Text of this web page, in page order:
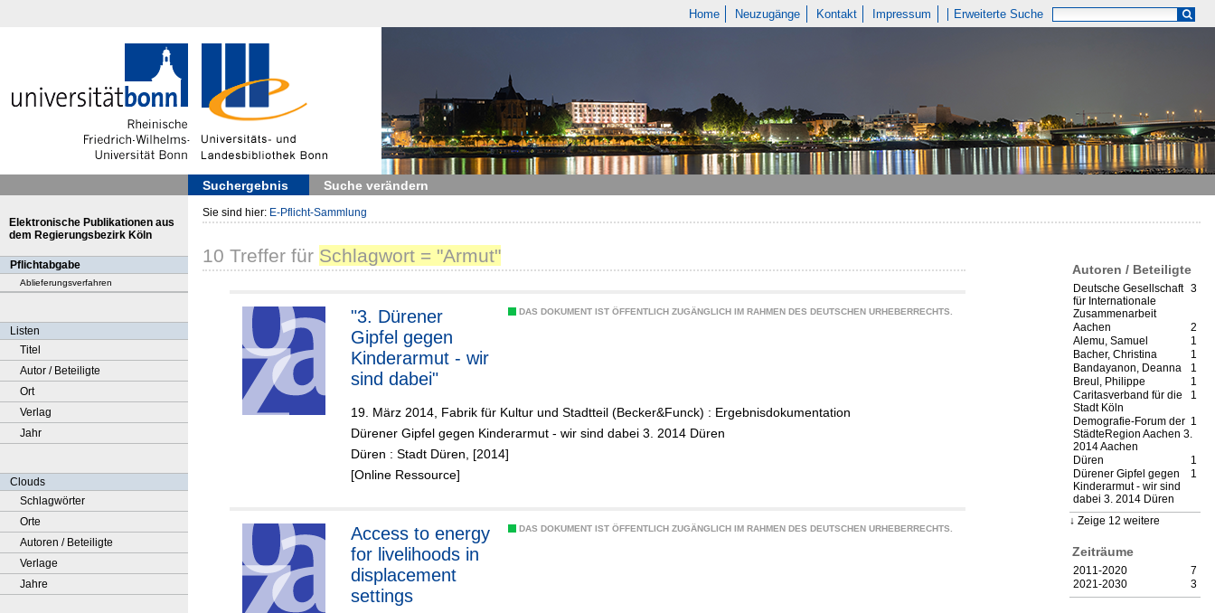
Home Neuzugänge Kontakt Impressum Erweiterte Suche
Suchergebnis Suche verändern
Elektronische Publikationen aus
dem Regierungsbezirk Köln
Pflichtabgabe
Ablieferungsverfahren
Listen
Titel
Autor / Beteiligte
Ort
Verlag
Jahr
Clouds
Schlagwörter
Orte
Autoren / Beteiligte
Verlage
Jahre
Sie sind hier: E-Pflicht-Sammlung
Autoren / Beteiligte
3
Deutsche Gesellschaft
für Internationale
Zusammenarbeit
2
Aachen
1
Alemu, Samuel
1
Bacher, Christina
1
Bandayanon, Deanna
1
Breul, Philippe
1
Caritasverband für die
Stadt Köln
1
Demografie-Forum der
StädteRegion Aachen 3.
2014 Aachen
1
Düren
1
Dürener Gipfel gegen
Kinderarmut - wir sind
dabei 3. 2014 Düren
Zeige 12 weitere
Zeiträume
7
2011-2020
3
2021-2030
10 Treffer für Schlagwort = "Armut"
DAS DOKUMENT IST ÖFFENTLICH ZUGÄNGLICH IM RAHMEN DES DEUTSCHEN URHEBERRECHTS.
"3. Dürener
Gipfel gegen
Kinderarmut - wir
sind dabei"
19. März 2014, Fabrik für Kultur und Stadtteil (Becker&Funck) : Ergebnisdokumentation
Dürener Gipfel gegen Kinderarmut - wir sind dabei 3. 2014 Düren
Düren : Stadt Düren, [2014]
[Online Ressource]
DAS DOKUMENT IST ÖFFENTLICH ZUGÄNGLICH IM RAHMEN DES DEUTSCHEN URHEBERRECHTS.
Access to energy
for livelihoods in
displacement
settings